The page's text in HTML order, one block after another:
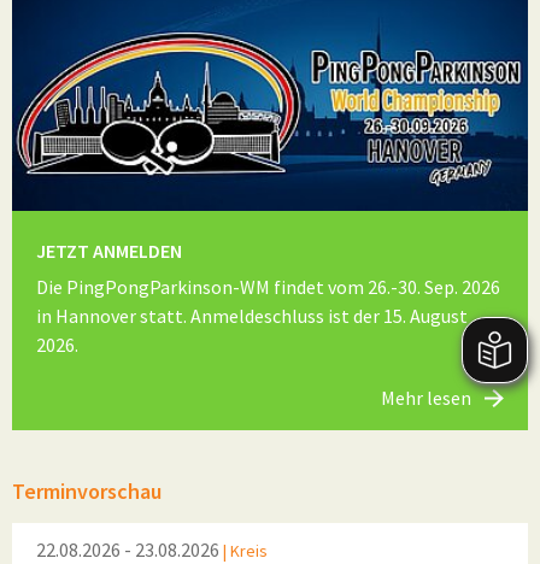
JETZT ANMELDEN
Die PingPongParkinson-WM findet vom 26.-30. Sep. 2026
in Hannover statt. Anmeldeschluss ist der 15. August
2026.
Mehr lesen
Terminvorschau
22.08.2026 - 23.08.2026 | Kreis